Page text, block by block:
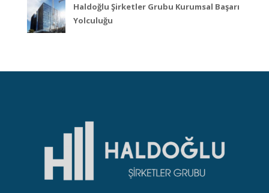
Haldoğlu Şirketler Grubu Kurumsal Başarı
Yolculuğu